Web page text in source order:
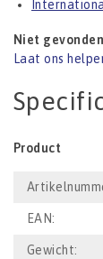
Niet
Laat ons
Product
EAN:
Gewicht: